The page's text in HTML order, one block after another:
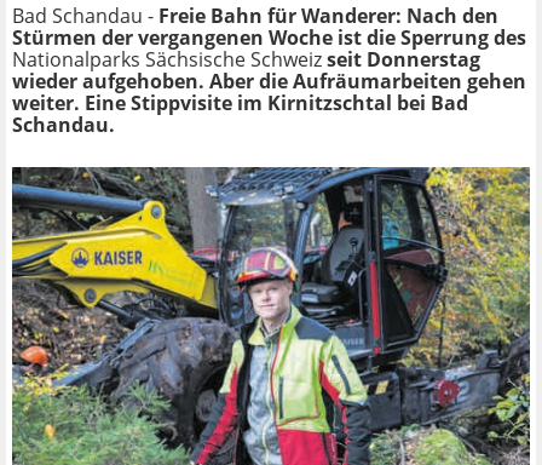
Bad Schandau - Freie Bahn für Wanderer: Nach den
Stürmen der vergangenen Woche ist die Sperrung des
Nationalparks Sächsische Schweizseit Donnerstag
wieder aufgehoben. Aber die Aufräumarbeiten gehen
weiter. Eine Stippvisite im Kirnitzschtal bei Bad
Schandau.